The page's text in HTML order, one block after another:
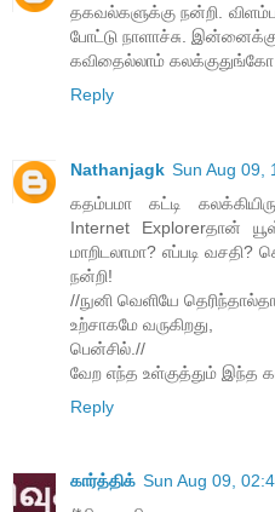
தகவல்களுக்கு நன்றி.
போட்டு நாளாச்சு.
கவிதைல்லாம் கலக்குதுங்கோ
Reply
Nathanjagk Sun Aug 09,
கதம்பமா கட்டி
Internet Explorerதான்
மாறிடலாமா? எப்படி வசதி?
நன்றி!
//நுனி வெளியே
உற்சாகமே வருகிறது,
பென்சில்.//
வேற எந்த உள்குத்தும் இந்த
Reply
கார்த்திக் Sun Aug 09,